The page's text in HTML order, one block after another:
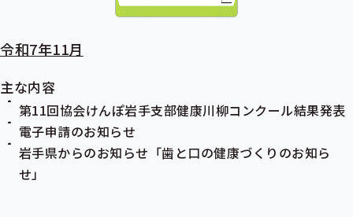
令和7年11月
主な内容
第11回協会けんぽ岩手支部健康川柳コンクール結果発表
電子申請のお知らせ
岩手県からのお知らせ「歯と口の健康づくりのお知ら
せ」